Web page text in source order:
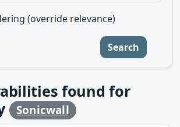
(override relevance)
Search
found for
Sonicwall